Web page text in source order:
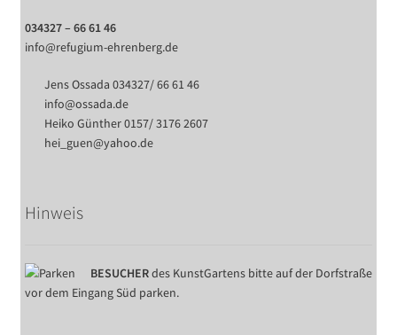
034327 – 66 61 46
info@refugium-ehrenberg.de
Jens Ossada 034327/ 66 61 46
info@ossada.de
Heiko Günther 0157/ 3176 2607
hei_guen@yahoo.de
Hinweis
BESUCHERdes KunstGartens bitte auf der Dorfstraße
vor dem Eingang Süd parken.